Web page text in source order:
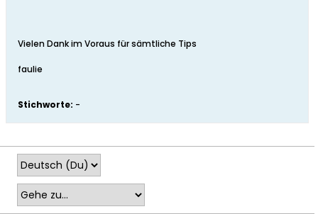
Vielen Dank im Voraus für sämtliche Tips
faulie
Stichworte: -